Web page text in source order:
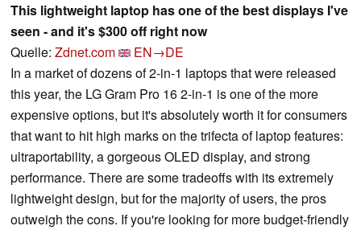
This lightweight laptop has one of the best displays I've
seen - and it's $300 off right now
Quelle: Zdnet.com
EN→DE
In a market of dozens of 2-in-1 laptops that were released
this year, the LG Gram Pro 16 2-in-1 is one of the more
expensive options, but it's absolutely worth it for consumers
that want to hit high marks on the trifecta of laptop features:
ultraportability, a gorgeous OLED display, and strong
performance. There are some tradeoffs with its extremely
lightweight design, but for the majority of users, the pros
outweigh the cons. If you're looking for more budget-friendly